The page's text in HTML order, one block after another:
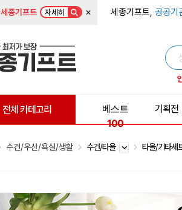
세종기프트 자세히 × 세종기프트, 공공기
전체 카테고리
베스트
100
기획전
수건/우산/욕실/생활 수건/타올 타올/기타